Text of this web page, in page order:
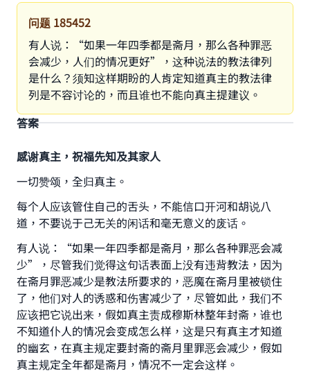
问题 185452
有人说：“如果一年四季都是斋月，那么各种罪恶
会减少，人们的情况更好”，这种说法的教法律列
是什么？须知这样期盼的人肯定知道真主的教法律
列是不容讨论的，而且谁也不能向真主提建议。
答案
感谢真主，祝福先知及其家人
一切赞颂，全归真主。
每个人应该管住自己的舌头，不能信口开河和胡说八
道，不要说于己无关的闲话和毫无意义的废话。
有人说：“如果一年四季都是斋月，那么各种罪恶会减
少”，尽管我们觉得这句话表面上没有违背教法，因为
在斋月罪恶减少是教法所要求的，恶魔在斋月里被锁住
了，他们对人的诱惑和伤害减少了，尽管如此，我们不
应该把它说出来，假如真主责成穆斯林整年封斋，谁也
不知道仆人的情况会变成怎么样，这是只有真主才知道
的幽玄，在真主规定要封斋的斋月里罪恶会减少，假如
真主规定全年都是斋月，情况不一定会这样。